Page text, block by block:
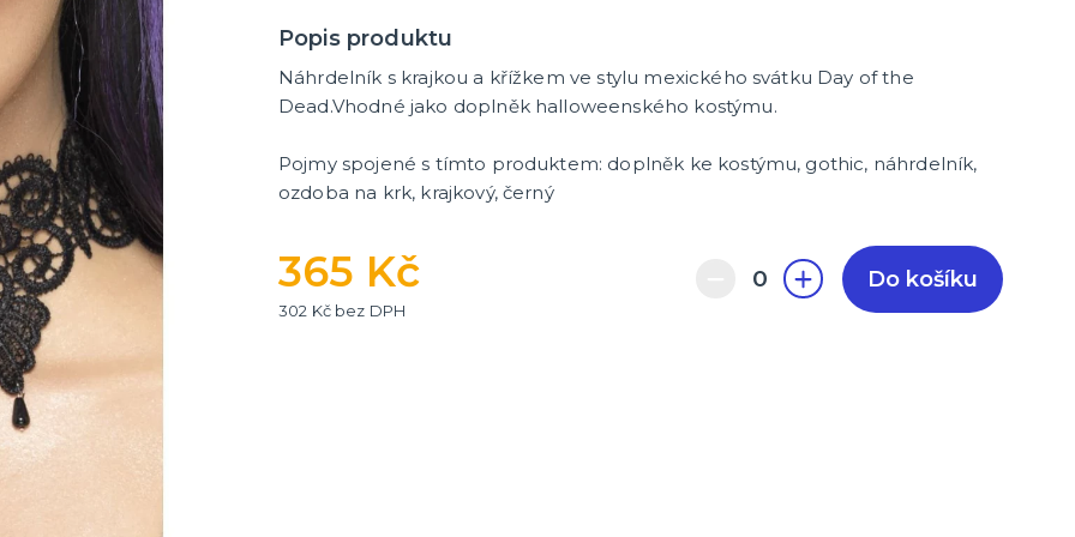
Popis produktu
Náhrdelník s krajkou a křížkem ve stylu mexického svátku Day of the
Dead.Vhodné jako doplněk halloweenského kostýmu.
Pojmy spojené s tímto produktem: doplněk ke kostýmu, gothic, náhrdelník,
ozdoba na krk, krajkový, černý
365 Kč
302 Kč bez DPH
Do košíku